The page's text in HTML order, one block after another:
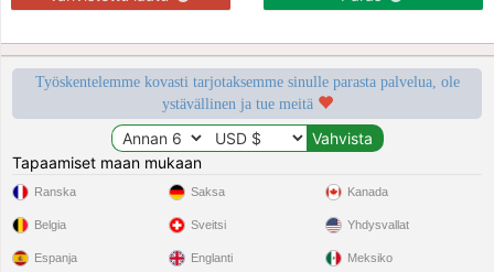
Työskentelemme kovasti tarjotaksemme sinulle parasta palvelua, ole
ystävällinen ja tue meitä
Tapaamiset maan mukaan
Ranska
Belgia
Espanja
Saksa
Sveitsi
Englanti
Kanada
Yhdysvallat
Meksiko